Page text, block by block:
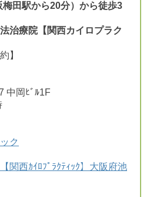
田駅から20分）から徒歩3
治療院【関西カイロプラク
】
中岡ﾋﾞﾙ1F
ク
関西ｶｲﾛﾌﾟﾗｸﾃｨｯｸ】大阪府池